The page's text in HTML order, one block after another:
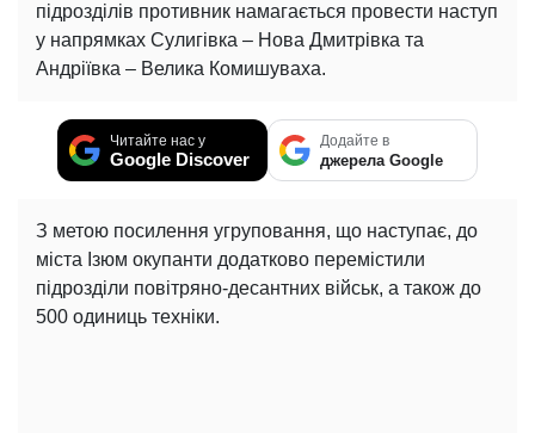
підрозділів противник намагається провести наступ
у напрямках Сулигівка – Нова Дмитрівка та
Андріївка – Велика Комишуваха.
Читайте нас у
Google Discover
Додайте в
джерела Google
З метою посилення угруповання, що наступає, до
міста Ізюм окупанти додатково перемістили
підрозділи повітряно-десантних військ, а також до
500 одиниць техніки.